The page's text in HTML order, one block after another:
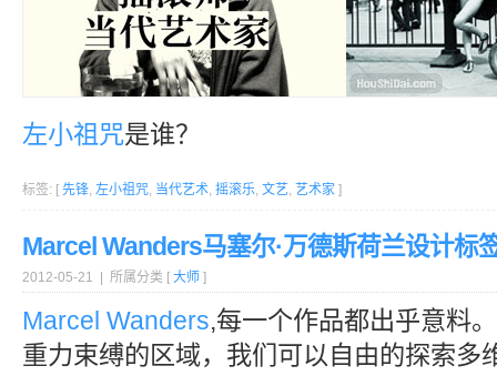
左小祖咒是谁？
标签: [ 先锋, 左小祖咒, 当代艺术, 摇滚乐, 文艺, 艺术家 ]
Marcel Wanders马塞尔·万德斯荷兰设计标
2012-05-21 | 所属分类 [ 大师 ]
Marcel Wanders,每一个作品都出乎意料
重力束缚的区域，我们可以自由的探索多